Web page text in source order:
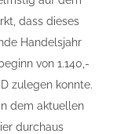
dass dieses
Handelsjahr
von 1.140,-
zulegen konnte.
dem aktuellen
durchaus